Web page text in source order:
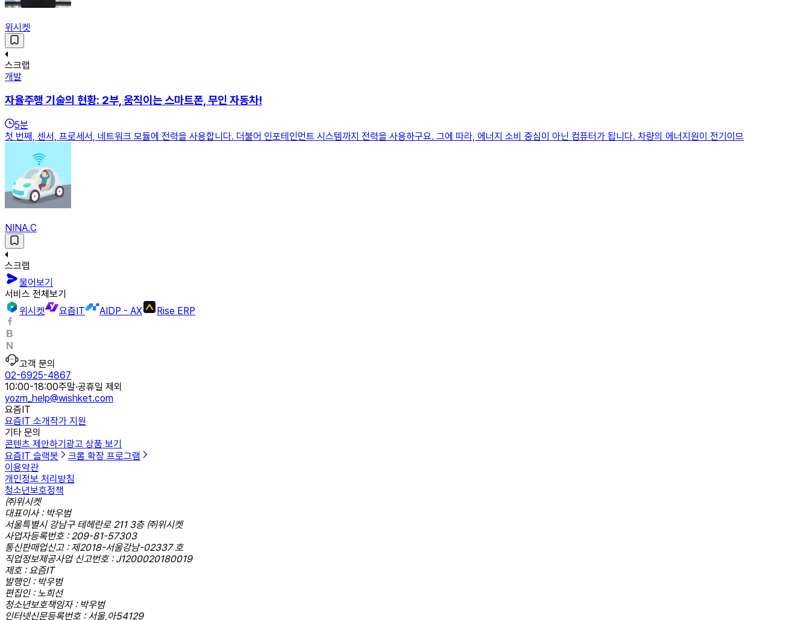
위시켓
스크랩
개발
자율주행 기술의 현황: 2부, 움직이는 스마트폰, 무인 자동차!
5분
첫 번째, 센서, 프로세서, 네트워크 모듈에 전력을 사용합니다. 더불어 인포테인먼트 시스템까지 전력을 사용하구요. 그에 따라, 에너지 소비 중심이 아닌 컴퓨터가 됩니다. 차량의 에너지원이 전기이므
NINA.C
스크랩
물어보기
서비스 전체보기
위시켓
요즘IT AIDP - AX Rise ERP
고객 문의
02-6925-4867
10:00-18:00주말·공휴일 제외
yozm_help@wishket.com
요즘IT
요즘IT 소개작가 지원
기타 문의
콘텐츠 제안하기 광고 상품 보기
요즘IT 슬랙봇
크롬 확장 프로그램
이용약관
개인정보 처리방침
청소년보호정책
㈜위시켓
대표이사 : 박우범
서울특별시 강남구 테헤란로 211 3층 ㈜위시켓
사업자등록번호 : 209-81-57303
통신판매업신고 : 제2018-서울강남-02337 호
직업정보제공사업 신고번호 : J1200020180019
제호 : 요즘IT
발행인 : 박우범
편집인 : 노희선
청소년보호책임자 : 박우범
인터넷신문등록번호 : 서울,아54129